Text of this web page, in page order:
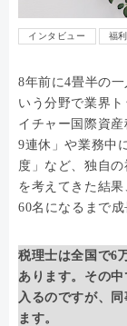
インタビュー 福
8年前に4畳半の
いう分野で業界
イチャー国際資
9連休」や業務中
度」など、独自
を考えてきた結
60名になるまで成
税理士は全国で6
あります。その
入るのですが、
ます。